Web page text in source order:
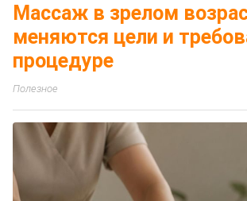
Массаж в зрелом
меняются цели и
процедуре
Полезное